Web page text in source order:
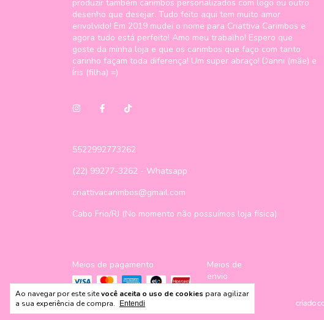
Ao navegar por este sitevocê aceita o uso de cookies para agilizar
a sua experiência de compra.
Entendi
produzir também carimbos personalizados com logo ou outro
desenho que desejar. Tudo feito aqui tem muito amor
envolvido! Em 2019 mudei o nome para Criattiva Carimbos e
agora tudo está perfeito! Amo meu trabalho! Espero que
goste da minha loja e que os carimbos que faço com tanto
carinho façam toda diferença! Um super abraço! Danni (mãe) e
Íris (filha) =)
5522992773262
(22) 99277-3262 - Whatsapp
criattivacarimbos@gmail.com
Cabo Frio/RJ (No momento não possuímos loja física)
Meios de pagamento
Meios de
envio